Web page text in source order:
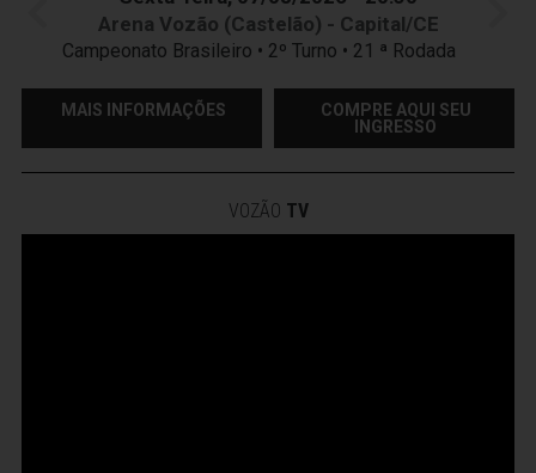
Arena Vozão (Castelão) - Capital/CE
Campeonato Brasileiro • 2º Turno • 21 ª Rodada
MAIS INFORMAÇÕES
COMPRE AQUI SEU
INGRESSO
VOZÃO TV